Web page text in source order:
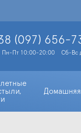
(097) 656-
Пн-Пт 10:00-20:00 Сб-Вс
Домашняя